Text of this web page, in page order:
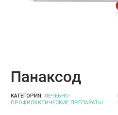
Панаксод
КАТЕГОРИЯ:ЛЕЧЕБНО-
ПРОФИЛАКТИЧЕСКИЕ ПРЕПАРАТЫ